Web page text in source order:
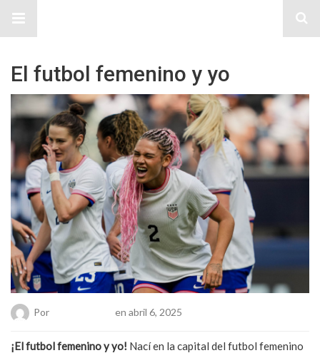
El futbol femenino y yo
Por en abril 6, 2025
¡El futbol femenino y yo! Nací en la capital del futbol femenino